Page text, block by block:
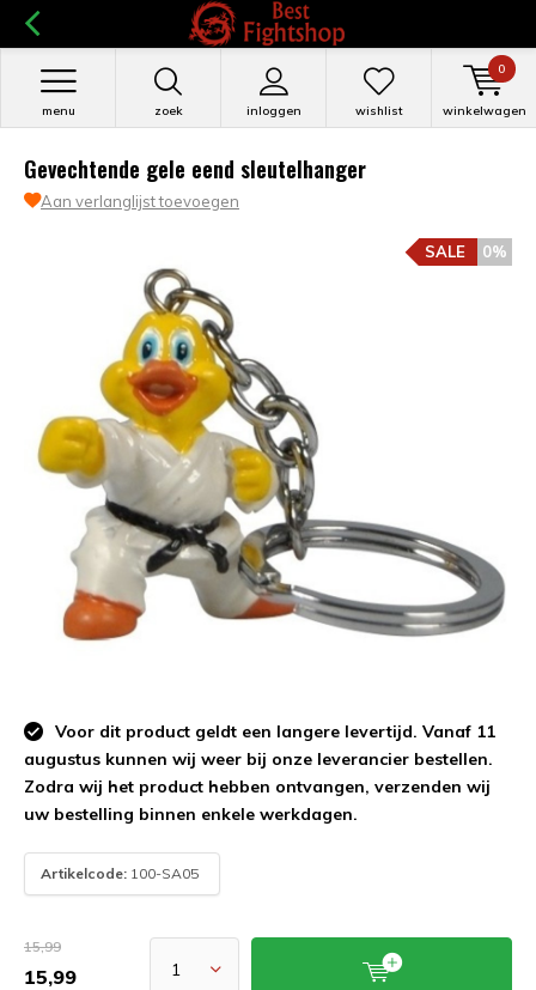
zoek inloggen
menu wishlist winkelwagen
0
Gevechtende gele eend sleutelhanger
Aan verlanglijst toevoegen
0%
SALE
Voor dit product geldt een langere levertijd. Vanaf 11
augustus kunnen wij weer bij onze leverancier bestellen.
Zodra wij het product hebben ontvangen, verzenden wij
uw bestelling binnen enkele werkdagen.
Artikelcode: 100-SA05
15,99
15,99